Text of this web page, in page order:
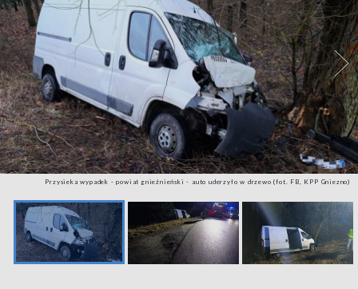
Przysieka wypadek - powiat gnieźnieński - auto uderzyło w drzewo (fot. FB, KPP Gniezno)